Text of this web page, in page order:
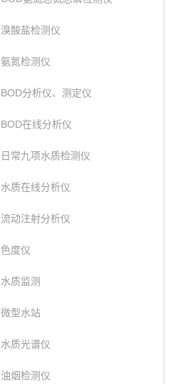
溴酸盐检测仪
氨氮检测仪
BOD分析仪、测定仪
BOD在线分析仪
日常九项水质检测仪
水质在线分析仪
流动注射分析仪
色度仪
水质监测
微型水站
水质光谱仪
油烟检测仪